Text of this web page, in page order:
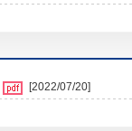
[2022/07/20]